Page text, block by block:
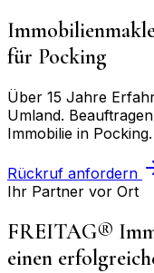
für Pocking
Über 15 Jahre
Umland.
Immobilie in Pocking.
Rückruf anfordern
Ihr Partner vor Ort
FREITAG®
einen